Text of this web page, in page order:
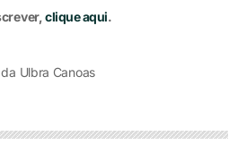
clique aqui.
Ulbra Canoas